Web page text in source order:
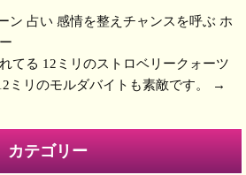
ン 占い 感情を整えチャンスを呼ぶ ホ
てる 12ミリのストロベリークォーツ
ミリのモルダバイトも素敵です。
→
カテゴリー